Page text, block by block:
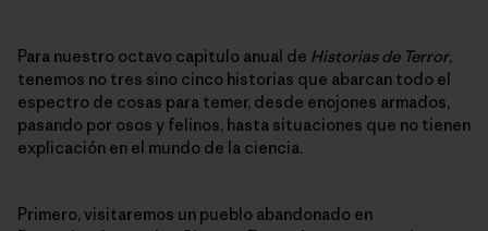
Para nuestro octavo capitulo anual de Historias de Terror,
tenemos no tres sino cinco historias que abarcan todo el
espectro de cosas para temer, desde enojones armados,
pasando por osos y felinos, hasta situaciones que no tienen
explicación en el mundo de la ciencia.
Primero, visitaremos un pueblo abandonado en